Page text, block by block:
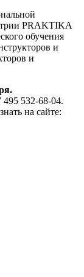
PRAKTIKA
обучения
и
и
532-68-04.
на сайте: